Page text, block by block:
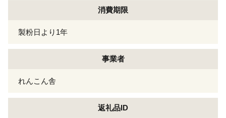
消費期限
製粉日より1年
事業者
れんこん舎
返礼品ID